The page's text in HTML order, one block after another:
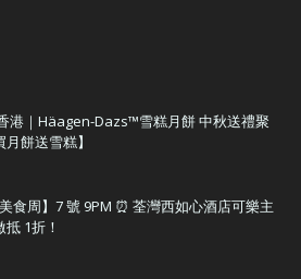
港｜Häagen-Dazs™雪糕月餅 中秋送禮聚
餅送雪糕】
食周】7 號 9PM ⏰ 荃灣西如心酒店可樂主
1折！